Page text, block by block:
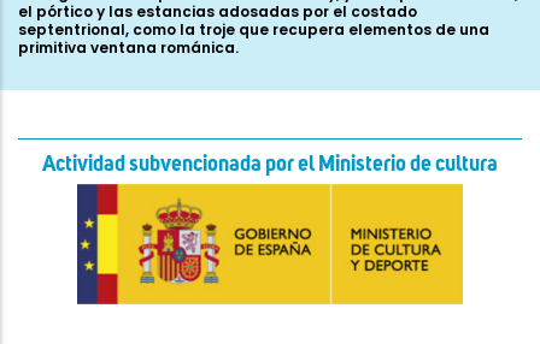
Actividad subvencionada por el Ministerio de cultura